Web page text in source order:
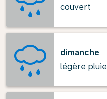
couvert
dimanche
légère pluie